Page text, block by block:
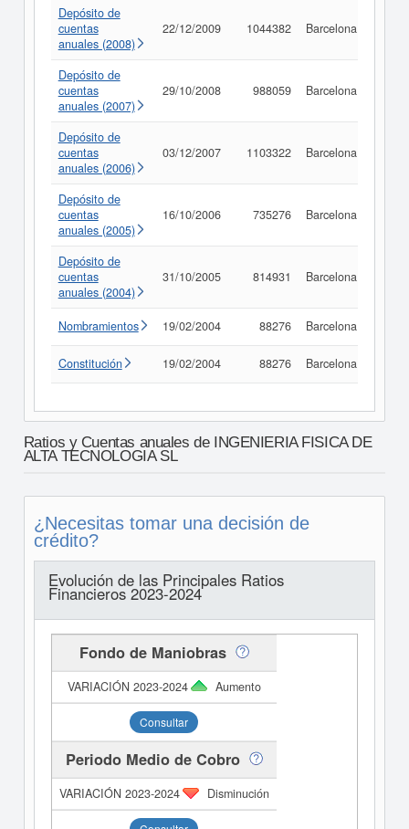
Depósito de
cuentas
anuales (2008)
22/12/2009 1044382 Barcelona
Depósito de
cuentas
anuales (2007)
29/10/2008 988059 Barcelona
Depósito de
cuentas
anuales (2006)
03/12/2007 1103322 Barcelona
Depósito de
cuentas
anuales (2005)
16/10/2006 735276 Barcelona
Depósito de
cuentas
anuales (2004)
31/10/2005 814931 Barcelona
Nombramientos 19/02/2004 88276 Barcelona
Constitución 19/02/2004 88276 Barcelona
Ratios y Cuentas anuales de INGENIERIA FISICA DE
ALTA TECNOLOGIA SL
¿Necesitas tomar una decisión de
crédito?
Evolución de las Principales Ratios
Financieros 2023-2024
Fondo de Maniobras
Aumento
Consultar
Periodo Medio de Cobro
Disminución